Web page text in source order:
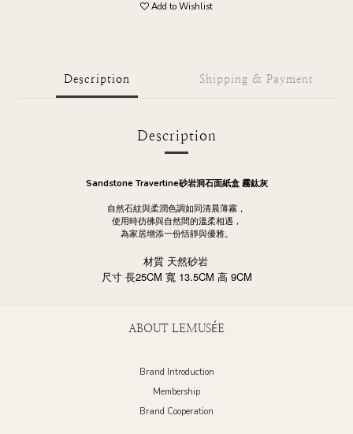
Add to Wishlist
Description Shipping & Payment
Description
Sandstone Travertine砂岩洞石面紙盒 霧鈦灰
自然石紋與柔潤色調如同清晨薄霧，
使用時彷彿與自然間的溫柔相遇，
為家居增添一份恬靜與優雅。
材質 天然砂岩
尺寸 長25CM 寬13.5CM 高9CM
ABOUT LEMUSÉE
Brand Introduction
Membership
Brand Cooperation